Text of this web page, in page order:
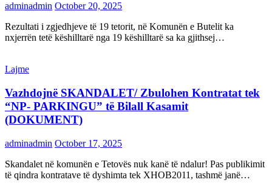
adminadmin October 20, 2025
Rezultati i zgjedhjeve të 19 tetorit, në Komunën e Butelit ka
nxjerrën tetë këshilltarë nga 19 këshilltarë sa ka gjithsej…
Lajme
Vazhdojnë SKANDALET/ Zbulohen Kontratat tek
“NP- PARKINGU” të Bilall Kasamit
(DOKUMENT)
adminadmin October 17, 2025
Skandalet në komunën e Tetovës nuk kanë të ndalur! Pas publikimit
të qindra kontratave të dyshimta tek XHOB2011, tashmë janë…